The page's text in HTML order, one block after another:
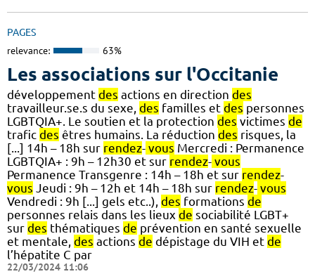
PAGES
relevance: 63%
Les associations sur l'Occitanie
développement des actions en direction des
travailleur.se.s du sexe, des familles et des personnes
LGBTQIA+. Le soutien et la protection des victimes de
trafic des êtres humains. La réduction des risques, la
[...] 14h – 18h sur rendez- vous Mercredi : Permanence
LGBTQIA+ : 9h – 12h30 et sur rendez- vous
Permanence Transgenre : 14h – 18h et sur rendez-
vous Jeudi : 9h – 12h et 14h – 18h sur rendez- vous
Vendredi : 9h [...] gels etc..), des formations de
personnes relais dans les lieux de sociabilité LGBT+
sur des thématiques de prévention en santé sexuelle
et mentale, des actions de dépistage du VIH et de
l’hépatite C par
22/03/2024 11:06